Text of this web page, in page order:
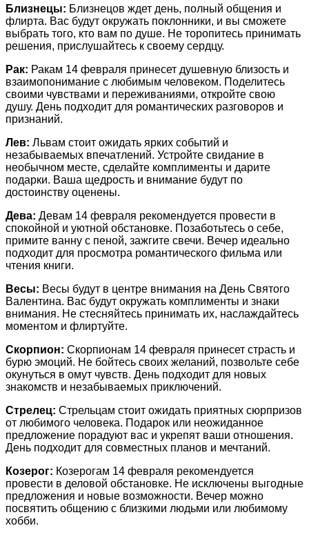
Близнецы: Близнецов ждет день, полный общения и
флирта. Вас будут окружать поклонники, и вы сможете
выбрать того, кто вам по душе. Не торопитесь принимать
решения, прислушайтесь к своему сердцу.
Рак: Ракам 14 февраля принесет душевную близость и
взаимопонимание с любимым человеком. Поделитесь
своими чувствами и переживаниями, откройте свою
душу. День подходит для романтических разговоров и
признаний.
Лев: Львам стоит ожидать ярких событий и
незабываемых впечатлений. Устройте свидание в
необычном месте, сделайте комплименты и дарите
подарки. Ваша щедрость и внимание будут по
достоинству оценены.
Дева: Девам 14 февраля рекомендуется провести в
спокойной и уютной обстановке. Позаботьтесь о себе,
примите ванну с пеной, зажгите свечи. Вечер идеально
подходит для просмотра романтического фильма или
чтения книги.
Весы: Весы будут в центре внимания на День Святого
Валентина. Вас будут окружать комплименты и знаки
внимания. Не стесняйтесь принимать их, наслаждайтесь
моментом и флиртуйте.
Скорпион: Скорпионам 14 февраля принесет страсть и
бурю эмоций. Не бойтесь своих желаний, позвольте себе
окунуться в омут чувств. День подходит для новых
знакомств и незабываемых приключений.
Стрелец: Стрельцам стоит ожидать приятных сюрпризов
от любимого человека. Подарок или неожиданное
предложение порадуют вас и укрепят ваши отношения.
День подходит для совместных планов и мечтаний.
Козерог: Козерогам 14 февраля рекомендуется
провести в деловой обстановке. Не исключены выгодные
предложения и новые возможности. Вечер можно
посвятить общению с близкими людьми или любимому
хобби.